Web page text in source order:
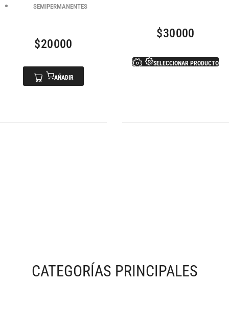
SEMIPERMANENTES
$20000
AÑADIR
$30000
SELECCIONAR PRODUCTO
CATEGORÍAS PRINCIPALES